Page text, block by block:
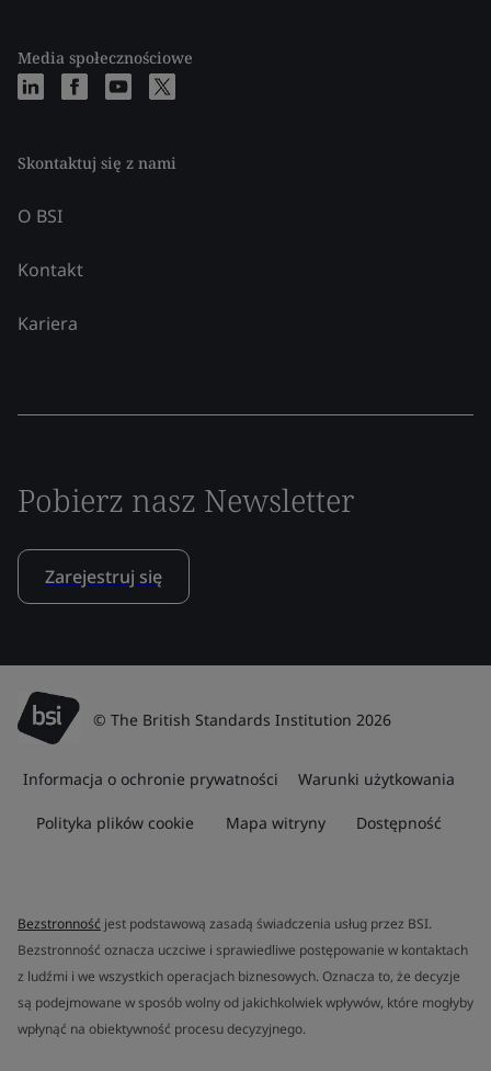
Media społecznościowe
Skontaktuj się z nami
O BSI
Kontakt
Kariera
Pobierz nasz Newsletter
Zarejestruj się
© The British Standards Institution 2026
Informacja o ochronie prywatności Warunki użytkowania
Polityka plików cookie Mapa witryny Dostępność
Bezstronność jest podstawową zasadą świadczenia usług przez BSI.
Bezstronność oznacza uczciwe i sprawiedliwe postępowanie w kontaktach
z ludźmi i we wszystkich operacjach biznesowych. Oznacza to, że decyzje
są podejmowane w sposób wolny od jakichkolwiek wpływów, które mogłyby
wpłynąć na obiektywność procesu decyzyjnego.